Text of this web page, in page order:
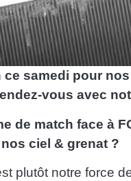
samedi pour
vous avec
de match face à
ciel & grenat ?
plutôt notre force